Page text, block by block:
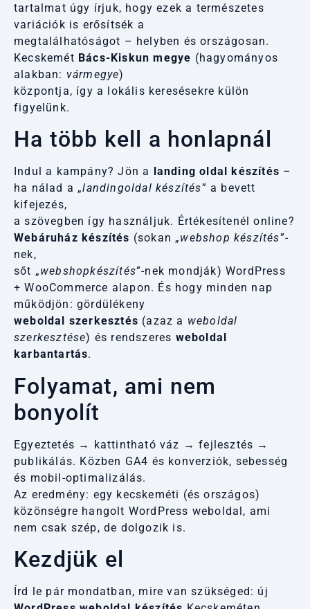
tartalmat úgy írjuk, hogy ezek a természetes
variációk is erősítsék a
megtalálhatóságot – helyben és országosan.
Kecskemét Bács-Kiskun megye (hagyományos
alakban: vármegye)
központja, így a lokális keresésekre külön
figyelünk.
Ha több kell a honlapnál
Indul a kampány? Jön a landing oldal készítés –
ha nálad a „landingoldal készítés” a bevett
kifejezés,
a szövegben így használjuk. Értékesítenél online?
Webáruház készítés (sokan „webshop készítés”-
nek,
sőt „webshopkészítés”-nek mondják) WordPress
+ WooCommerce alapon. És hogy minden nap
működjön: gördülékeny
weboldal szerkesztés (azaz a weboldal
szerkesztése) és rendszeres weboldal
karbantartás.
Folyamat, ami nem
bonyolít
Egyeztetés → kattintható váz → fejlesztés →
publikálás. Közben GA4 és konverziók, sebesség
és mobil-optimalizálás.
Az eredmény: egy kecskeméti (és országos)
közönségre hangolt WordPress weboldal, ami
nem csak szép, de dolgozik is.
Kezdjük el
Írd le pár mondatban, mire van szükséged: új